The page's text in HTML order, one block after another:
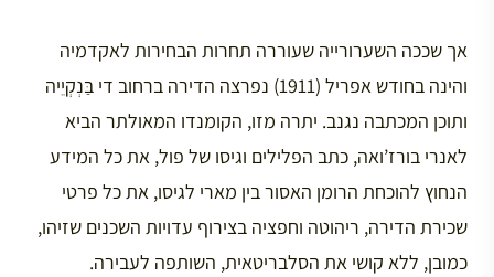
אך שככה השערורייה שעוררה תחרות הבחירות לאקדמיה
והינה בחודש אפריל (1911) נפרצה הדירה ברחוב די בַּנְקְיֵיה
ותוכן המכתבה נגנב. יתרה מזו, הקומנדו המאולתר הביא
לאנרי בורז’ואה, כתב הפלילים וגיסו של פול, את כל המידע
הנחוץ להוכחת הרומן האסור בין מארי לגיסו, את כל פרטי
שכירת הדירה, ריהוטה וחפציה בצירוף עדויות השכנים שזיהו,
כמובן, ללא קושי את הסלבריטאית, השותפה לעבירה.